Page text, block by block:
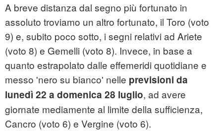
A breve distanza dal segno più fortunato in
assoluto troviamo un altro fortunato, il Toro (voto
9) e, subito poco sotto, i segni relativi ad Ariete
(voto 8) e Gemelli (voto 8). Invece, in base a
quanto estrapolato dalle effemeridi quotidiane e
messo 'nero su bianco' nelle previsioni da
lunedì 22 a domenica 28 luglio, ad avere
giornate mediamente al limite della sufficienza,
Cancro (voto 6) e Vergine (voto 6).